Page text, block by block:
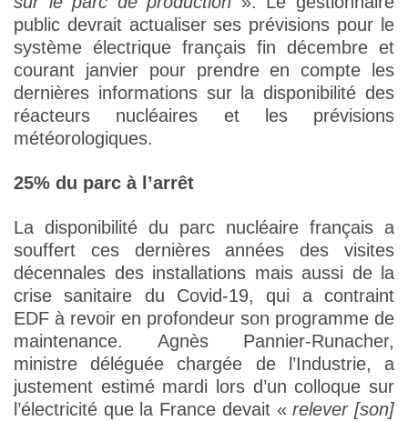
public devrait actualiser ses prévisions pour le
système électrique français fin décembre et
courant janvier pour prendre en compte les
dernières informations sur la disponibilité des
réacteurs nucléaires et les prévisions
météorologiques.
25% du parc à l’arrêt
La disponibilité du parc nucléaire français a
souffert ces dernières années des visites
décennales des installations mais aussi de la
crise sanitaire du Covid-19, qui a contraint
EDF à revoir en profondeur son programme de
maintenance. Agnès Pannier-Runacher,
ministre déléguée chargée de l’Industrie, a
justement estimé mardi lors d’un colloque sur
l’électricité que la France devait «relever [son]